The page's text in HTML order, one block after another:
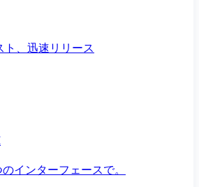
ト、迅速リリース
インターフェースで。